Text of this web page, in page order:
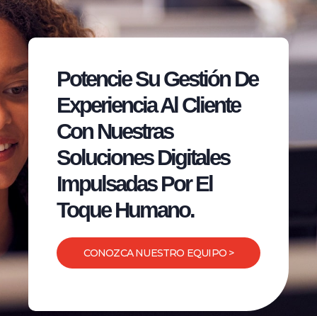
Potencie Su Gestión De
Experiencia Al Cliente
Con Nuestras
Soluciones Digitales
Impulsadas Por El
Toque Humano.
CONOZCA NUESTRO EQUIPO >